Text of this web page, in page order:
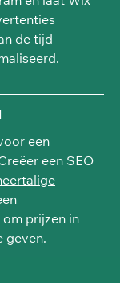
de tijd
een
een SEO
prijzen in
geven.